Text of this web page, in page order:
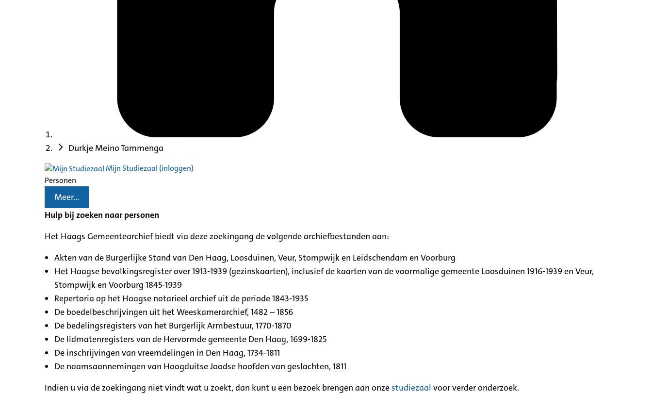
Durkje Meino Tammenga
Mijn Studiezaal (inloggen)
Personen
Meer...
Hulp bij zoeken naar personen
Het Haags Gemeentearchief biedt via deze zoekingang de volgende archiefbestanden aan:
Akten van de Burgerlijke Stand van Den Haag, Loosduinen, Veur, Stompwijk en Leidschendam en Voorburg
Het Haagse bevolkingsregister over 1913-1939 (gezinskaarten), inclusief de kaarten van de voormalige gemeente Loosduinen 1916-1939 en Veur,
Stompwijk en Voorburg 1845-1939
Repertoria op het Haagse notarieel archief uit de periode 1843-1935
De boedelbeschrijvingen uit het Weeskamerarchief, 1482 – 1856
De bedelingsregisters van het Burgerlijk Armbestuur, 1770-1870
De lidmatenregisters van de Hervormde gemeente Den Haag, 1699-1825
De inschrijvingen van vreemdelingen in Den Haag, 1734-1811
De naamsaannemingen van Hoogduitse Joodse hoofden van geslachten, 1811
Indien u via de zoekingang niet vindt wat u zoekt, dan kunt u een bezoek brengen aan onze studiezaal voor verder onderzoek.